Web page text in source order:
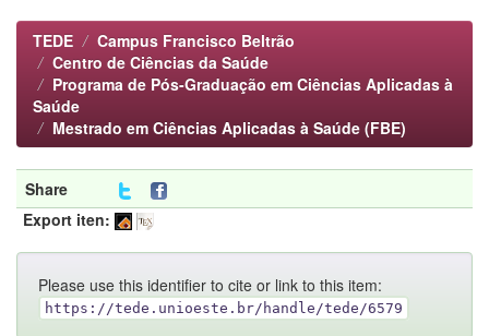
TEDE
Campus Francisco Beltrão
Centro de Ciências da Saúde
Programa de Pós-Graduação em Ciências Aplicadas à
Saúde
Mestrado em Ciências Aplicadas à Saúde (FBE)
Share
Export iten:
Please use this identifier to cite or link to this item:
https://tede.unioeste.br/handle/tede/6579